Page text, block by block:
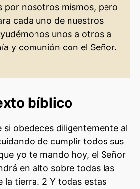
por nosotros mismos, pero
cada uno de nuestros
unos a otros a
y comunión con el Señor.
bíblico
si obedeces diligentemente al
de cumplir todos sus
yo te mando hoy, el Señor
en alto sobre todas las
la tierra. 2 Y todas estas